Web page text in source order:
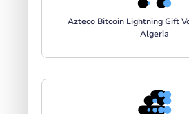
Azteco Bitcoin Lightning Gift
Algeria